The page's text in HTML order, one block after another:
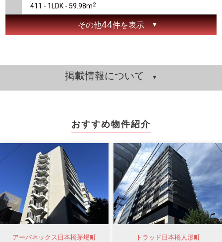
411 - 1LDK - 59.98m2
その他44件を表示
掲載情報について
おすすめ物件紹介
アーバネックス日本橋茅場町 トラッド日本橋人形町